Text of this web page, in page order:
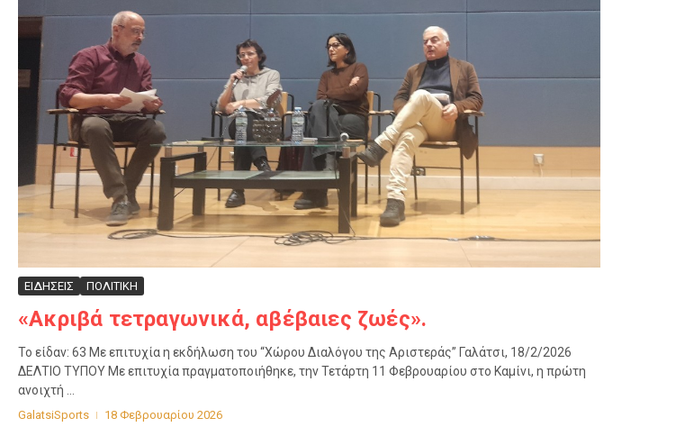
ΕΙΔΗΣΕΙΣ ΠΟΛΙΤΙΚΗ
«Ακριβά τετραγωνικά, αβέβαιες ζωές».
Το είδαν: 63 Με επιτυχία η εκδήλωση του “Χώρου Διαλόγου της Αριστεράς” Γαλάτσι, 18/2/2026
ΔΕΛΤΙΟ ΤΥΠΟΥ Με επιτυχία πραγματοποιήθηκε, την Τετάρτη 11 Φεβρουαρίου στο Καμίνι, η πρώτη
ανοιχτή ...
GalatsiSports 18 Φεβρουαρίου 2026